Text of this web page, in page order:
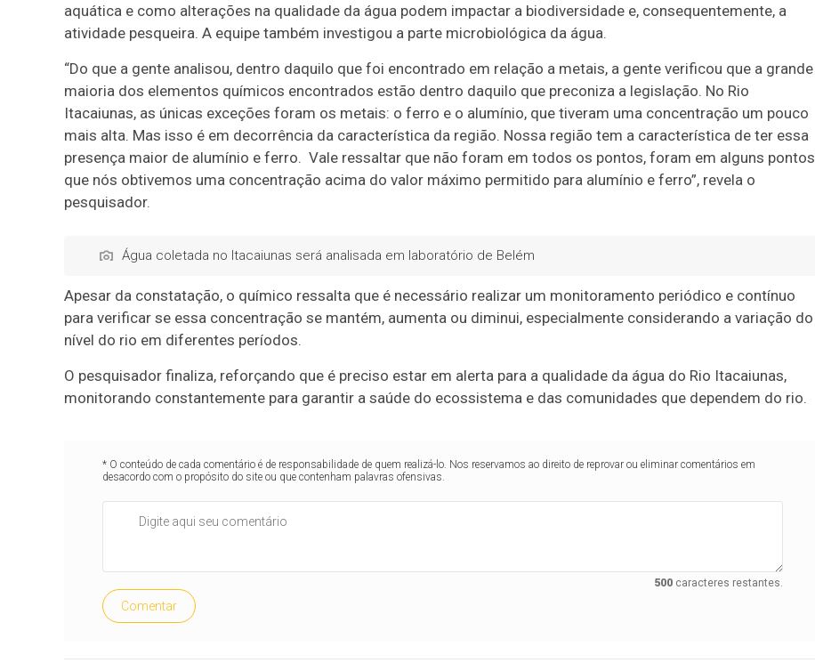
aquática e como alterações na qualidade da água podem impactar a biodiversidade e, consequentemente, a
atividade pesqueira. A equipe também investigou a parte microbiológica da água.
“Do que a gente analisou, dentro daquilo que foi encontrado em relação a metais, a gente verificou que a grande
maioria dos elementos químicos encontrados estão dentro daquilo que preconiza a legislação. No Rio
Itacaiunas, as únicas exceções foram os metais: o ferro e o alumínio, que tiveram uma concentração um pouco
mais alta. Mas isso é em decorrência da característica da região. Nossa região tem a característica de ter essa
presença maior de alumínio e ferro. Vale ressaltar que não foram em todos os pontos, foram em alguns pontos
que nós obtivemos uma concentração acima do valor máximo permitido para alumínio e ferro”, revela o
pesquisador.
Água coletada no Itacaiunas será analisada em laboratório de Belém
Apesar da constatação, o químico ressalta que é necessário realizar um monitoramento periódico e contínuo
para verificar se essa concentração se mantém, aumenta ou diminui, especialmente considerando a variação do
nível do rio em diferentes períodos.
O pesquisador finaliza, reforçando que é preciso estar em alerta para a qualidade da água do Rio Itacaiunas,
monitorando constantemente para garantir a saúde do ecossistema e das comunidades que dependem do rio.
* O conteúdo de cada comentário é de responsabilidade de quem realizá-lo. Nos reservamos ao direito de reprovar ou eliminar comentários em
desacordo com o propósito do site ou que contenham palavras ofensivas.
500caracteres restantes.
Comentar